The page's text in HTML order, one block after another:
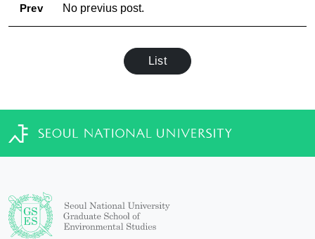
Prev No previus post.
List